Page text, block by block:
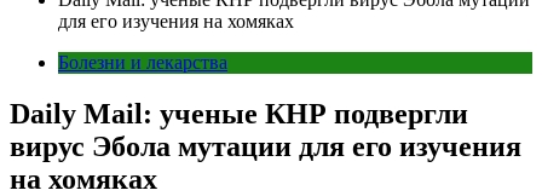
для его изучения на хомяках
Болезни и лекарства
Daily Mail: ученые КНР подвергли
вирус Эбола мутации для его изучения
на хомяках